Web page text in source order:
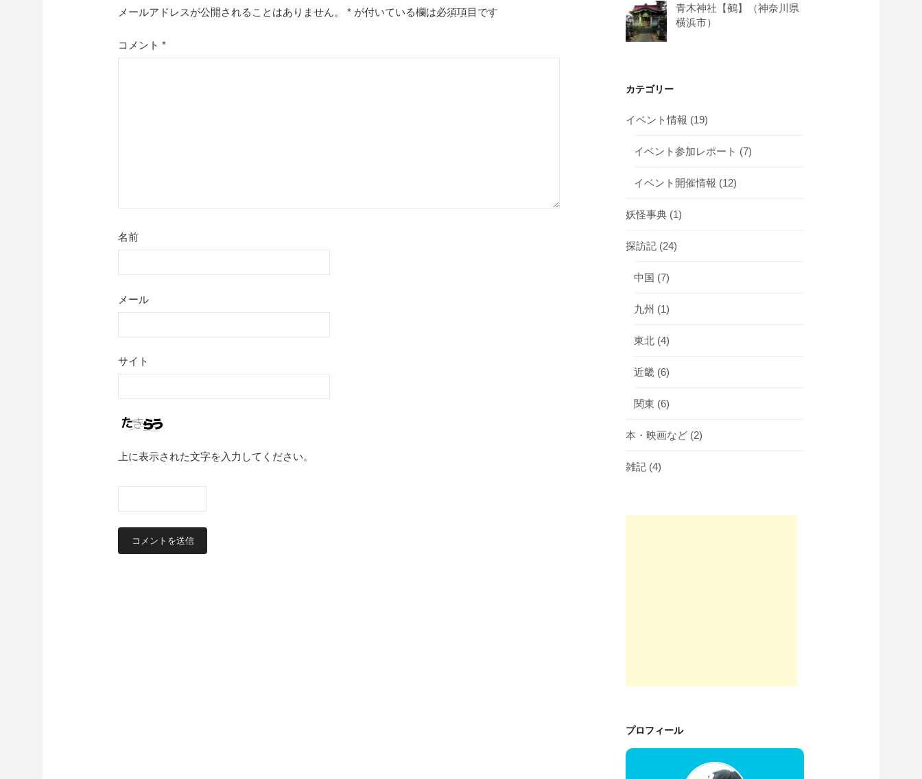
ゲ
ー
メールアドレスが公開されることはありません。 * が付いている欄は必須項目です
コメント *
名前
メール
サイト
上に表示された文字を入力してください。
青木神社【鵺】（神奈川県
横浜市）
カテゴリー
イベント情報 (19)
イベント参加レポート (7)
イベント開催情報 (12)
妖怪事典 (1)
探訪記 (24)
中国 (7)
九州 (1)
東北 (4)
近畿 (6)
関東 (6)
本・映画など (2)
雑記 (4)
プロフィール